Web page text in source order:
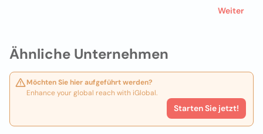
Ähnliche Unternehmen
Möchten Sie hier aufgeführt werden?
Enhance your global reach with iGlobal.
Starten Sie jetzt!
Weiter